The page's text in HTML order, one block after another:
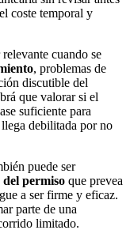
coste temporal y
cuando se
, problemas de
discutible del
que valorar si el
suficiente para
debilitada por no
puede ser
permiso que prevea
a ser firme y eficaz.
parte de una
limitado.